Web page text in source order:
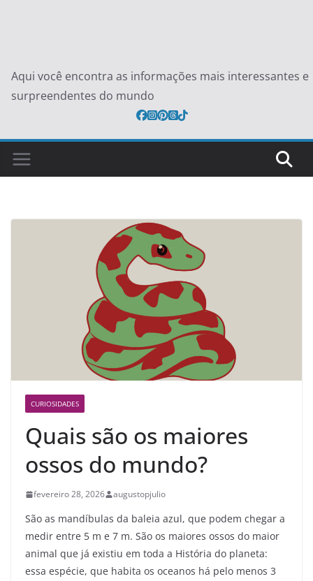
Aqui você encontra as informações mais interessantes e
surpreendentes do mundo
CURIOSIDADES
Quais são os maiores
ossos do mundo?
fevereiro 28, 2026 augustopjulio
São as mandíbulas da baleia azul, que podem chegar a
medir entre 5 m e 7 m. São os maiores ossos do maior
animal que já existiu em toda a História do planeta:
essa espécie, que habita os oceanos há pelo menos 3